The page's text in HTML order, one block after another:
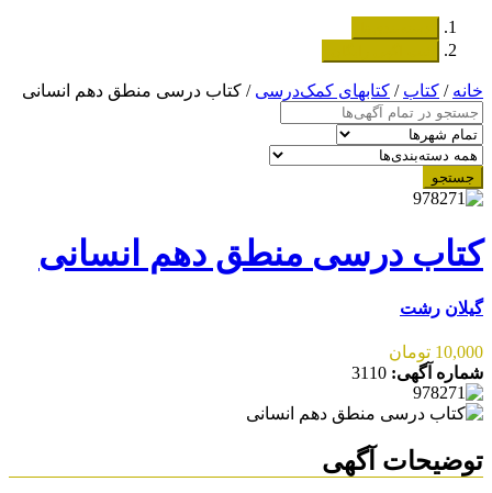
خانه/ کتاب/ کتابهای کمک‌درسی / کتاب درسی منطق دهم انسانی
جستجو
کتاب درسی منطق دهم انسانی
گیلان رشت
10,000 تومان
شماره آگهی: 3110
توضیحات آگهی